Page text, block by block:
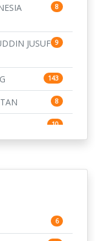
8
JUSUF 9
143
8
10
3
6